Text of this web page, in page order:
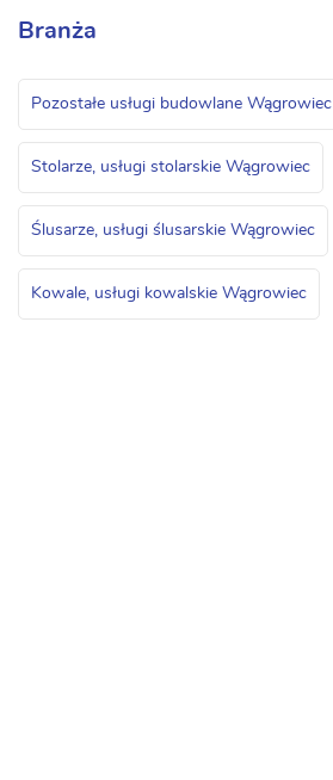
Branża
Pozostałe usługi budowlane Wągrowiec
Stolarze, usługi stolarskie Wągrowiec
Ślusarze, usługi ślusarskie Wągrowiec
Kowale, usługi kowalskie Wągrowiec